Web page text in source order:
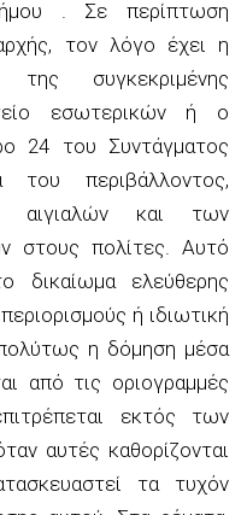
. Σε περίπτωση
τον λόγο έχει η
της συγκεκριμένης
εσωτερικών ή ο
του Συντάγματος
του περιβάλλοντος,
αιγιαλών και των
στους πολίτες. Αυτό
δικαίωμα ελεύθερης
ή ιδιωτική
η δόμηση μέσα
από τις οριογραμμές
εκτός των
αυτές καθορίζονται
τα τυχόν